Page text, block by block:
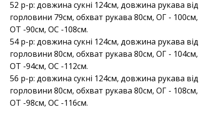
52 р-р: довжина сукні 124см, довжина рукава від
горловини 79см, обхват рукава 80см, ОГ - 100см,
ОТ -90см, OC -108см.
54 р-р: довжина сукні 124см, довжина рукава від
горловини 80см, обхват рукава 80см, ОГ - 104см,
ОТ -94см, OC -112см.
56 р-р: довжина сукні 124см, довжина рукава від
горловини 80см, обхват рукава 80см, ОГ - 108см,
ОТ -98см, OC -116см.